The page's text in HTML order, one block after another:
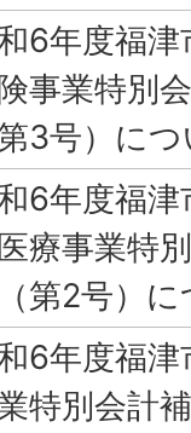
6年度福津
事業特別
第3号）に
6年度福津
療事業特
第2号）
6年度福津
特別会計